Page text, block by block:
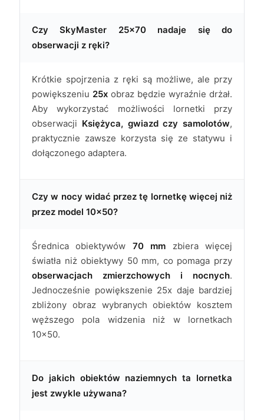
Czy SkyMaster 25x70 nadaje się do
obserwacji z ręki?
Krótkie spojrzenia z ręki są możliwe, ale przy
powiększeniu 25x obraz będzie wyraźnie drżał.
Aby wykorzystać możliwości lornetki przy
obserwacji Księżyca, gwiazd czy samolotów,
praktycznie zawsze korzysta się ze statywu i
dołączonego adaptera.
Czy w nocy widać przez tę lornetkę więcej niż
przez model 10x50?
Średnica obiektywów 70 mm zbiera więcej
światła niż obiektywy 50 mm, co pomaga przy
obserwacjach zmierzchowych i nocnych.
Jednocześnie powiększenie 25x daje bardziej
zbliżony obraz wybranych obiektów kosztem
węższego pola widzenia niż w lornetkach
10x50.
Do jakich obiektów naziemnych ta lornetka
jest zwykle używana?